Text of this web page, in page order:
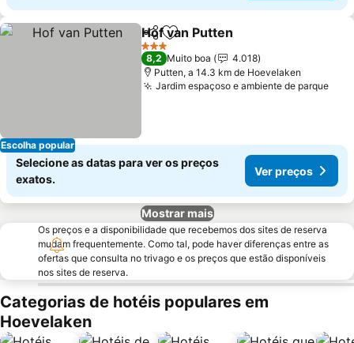
Escolha popular
PartilharAdicionar aos favoritos
Hof van Putten
3 Estrelas
8,2 Muito boa
4.018
Putten, a 14.3 km de Hoevelaken
Jardim espaçoso e ambiente de parque
Selecione as datas para ver os preços
exatos.
Ver preços
Mostrar mais
Os preços e a disponibilidade que recebemos dos sites de reserva
mudam frequentemente. Como tal, pode haver diferenças entre as
ofertas que consulta no trivago e os preços que estão disponíveis
nos sites de reserva.
Categorias de hotéis populares em
Hoevelaken